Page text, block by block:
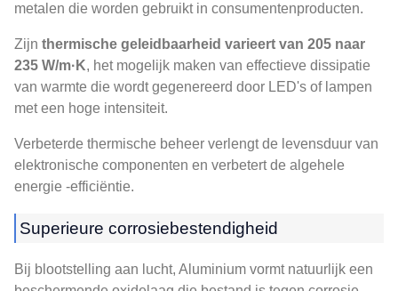
metalen die worden gebruikt in consumentenproducten.
Zijn thermische geleidbaarheid varieert van 205 naar
235 W/m·K, het mogelijk maken van effectieve dissipatie
van warmte die wordt gegenereerd door LED's of lampen
met een hoge intensiteit.
Verbeterde thermische beheer verlengt de levensduur van
elektronische componenten en verbetert de algehele
energie -efficiëntie.
Superieure corrosiebestendigheid
Bij blootstelling aan lucht, Aluminium vormt natuurlijk een